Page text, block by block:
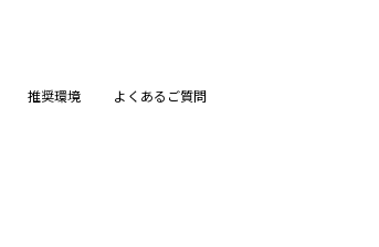
推奨環境 よくあるご質問